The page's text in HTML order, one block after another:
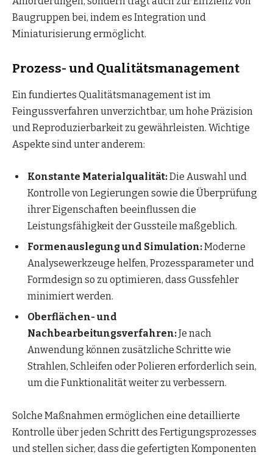
Baugruppen bei, indem es Integration und
Miniaturisierung ermöglicht.
Prozess- und Qualitätsmanagement
Ein fundiertes Qualitätsmanagement ist im
Feingussverfahren unverzichtbar, um hohe Präzision
und Reproduzierbarkeit zu gewährleisten. Wichtige
Aspekte sind unter anderem:
Konstante Materialqualität:Die Auswahl und
Kontrolle von Legierungen sowie die Überprüfung
ihrer Eigenschaften beeinflussen die
Leistungsfähigkeit der Gussteile maßgeblich.
Formenauslegung und Simulation:Moderne
Analysewerkzeuge helfen, Prozessparameter und
Formdesign so zu optimieren, dass Gussfehler
minimiert werden.
Oberflächen- und
Nachbearbeitungsverfahren:Je nach
Anwendung können zusätzliche Schritte wie
Strahlen, Schleifen oder Polieren erforderlich sein,
um die Funktionalität weiter zu verbessern.
Solche Maßnahmen ermöglichen eine detaillierte
Kontrolle über jeden Schritt des Fertigungsprozesses
und stellen sicher, dass die gefertigten Komponenten